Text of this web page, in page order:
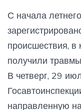
С начала
происшествия, в
получили
В четверг, 29
направленную